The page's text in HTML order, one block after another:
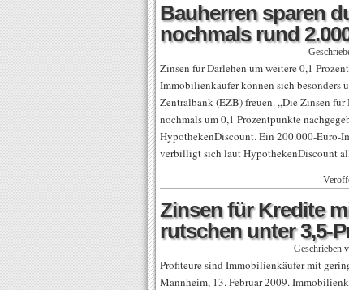
Bauherren sparen
nochmals rund
Zinsen für Darlehen um weitere 0,1
Immobilienkäufer können sich besonders
Zentralbank (EZB) freuen. „Die Zinsen
nochmals um 0,1 Prozentpunkte
HypothekenDiscount. Ein 200.000-
verbilligt sich laut HypothekenDiscount
Zinsen für Kredite
rutschen unter 3,5-
Geschrieben
Profiteure sind Immobilienkäufer mit
Mannheim, 13. Februar 2009.